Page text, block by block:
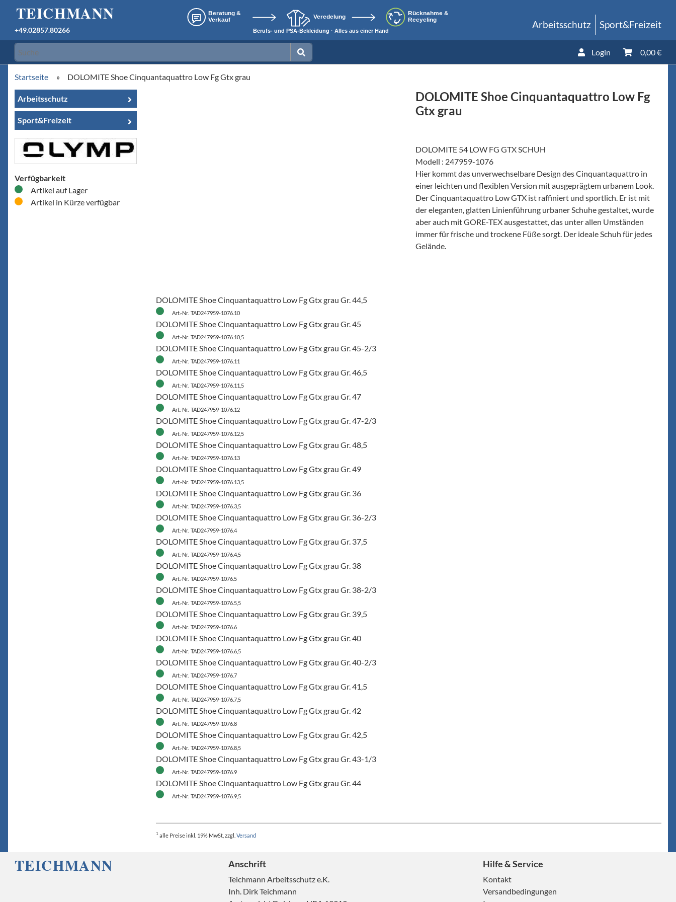
+49.02857.80266 Arbeitsschutz Sport&Freizeit
Login 0,00 €
Startseite » DOLOMITE Shoe Cinquantaquattro Low Fg Gtx grau
Arbeitsschutz
Sport&Freizeit
Verfügbarkeit
Artikel auf Lager
Artikel in Kürze verfügbar
DOLOMITE Shoe Cinquantaquattro Low Fg
Gtx grau
DOLOMITE 54 LOW FG GTX SCHUH
Modell : 247959-1076
Hier kommt das unverwechselbare Design des Cinquantaquattro in
einer leichten und flexiblen Version mit ausgeprägtem urbanem Look.
Der Cinquantaquattro Low GTX ist raffiniert und sportlich. Er ist mit
der eleganten, glatten Linienführung urbaner Schuhe gestaltet, wurde
aber auch mit GORE-TEX ausgestattet, das unter allen Umständen
immer für frische und trockene Füße sorgt. Der ideale Schuh für jedes
Gelände.
DOLOMITE Shoe Cinquantaquattro Low Fg Gtx grau Gr. 44,5
Art.-Nr. TAD247959-1076.10
DOLOMITE Shoe Cinquantaquattro Low Fg Gtx grau Gr. 45
Art.-Nr. TAD247959-1076.10,5
DOLOMITE Shoe Cinquantaquattro Low Fg Gtx grau Gr. 45-2/3
Art.-Nr. TAD247959-1076.11
DOLOMITE Shoe Cinquantaquattro Low Fg Gtx grau Gr. 46,5
Art.-Nr. TAD247959-1076.11,5
DOLOMITE Shoe Cinquantaquattro Low Fg Gtx grau Gr. 47
Art.-Nr. TAD247959-1076.12
DOLOMITE Shoe Cinquantaquattro Low Fg Gtx grau Gr. 47-2/3
Art.-Nr. TAD247959-1076.12,5
DOLOMITE Shoe Cinquantaquattro Low Fg Gtx grau Gr. 48,5
Art.-Nr. TAD247959-1076.13
DOLOMITE Shoe Cinquantaquattro Low Fg Gtx grau Gr. 49
Art.-Nr. TAD247959-1076.13,5
DOLOMITE Shoe Cinquantaquattro Low Fg Gtx grau Gr. 36
Art.-Nr. TAD247959-1076.3,5
DOLOMITE Shoe Cinquantaquattro Low Fg Gtx grau Gr. 36-2/3
Art.-Nr. TAD247959-1076.4
DOLOMITE Shoe Cinquantaquattro Low Fg Gtx grau Gr. 37,5
Art.-Nr. TAD247959-1076.4,5
DOLOMITE Shoe Cinquantaquattro Low Fg Gtx grau Gr. 38
Art.-Nr. TAD247959-1076.5
DOLOMITE Shoe Cinquantaquattro Low Fg Gtx grau Gr. 38-2/3
Art.-Nr. TAD247959-1076.5,5
DOLOMITE Shoe Cinquantaquattro Low Fg Gtx grau Gr. 39,5
Art.-Nr. TAD247959-1076.6
DOLOMITE Shoe Cinquantaquattro Low Fg Gtx grau Gr. 40
Art.-Nr. TAD247959-1076.6,5
DOLOMITE Shoe Cinquantaquattro Low Fg Gtx grau Gr. 40-2/3
Art.-Nr. TAD247959-1076.7
DOLOMITE Shoe Cinquantaquattro Low Fg Gtx grau Gr. 41,5
Art.-Nr. TAD247959-1076.7,5
DOLOMITE Shoe Cinquantaquattro Low Fg Gtx grau Gr. 42
Art.-Nr. TAD247959-1076.8
DOLOMITE Shoe Cinquantaquattro Low Fg Gtx grau Gr. 42,5
Art.-Nr. TAD247959-1076.8,5
DOLOMITE Shoe Cinquantaquattro Low Fg Gtx grau Gr. 43-1/3
Art.-Nr. TAD247959-1076.9
DOLOMITE Shoe Cinquantaquattro Low Fg Gtx grau Gr. 44
Art.-Nr. TAD247959-1076.9,5
1 alle Preiseinkl. 19% MwSt, zzgl.Versand
Anschrift
Teichmann Arbeitsschutz e.K.
Inh. Dirk Teichmann
Hilfe & Service
Kontakt
Versandbedingungen